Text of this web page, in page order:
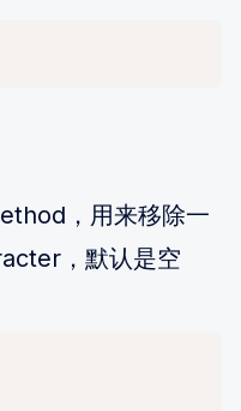
，用来移除一
，默认是空